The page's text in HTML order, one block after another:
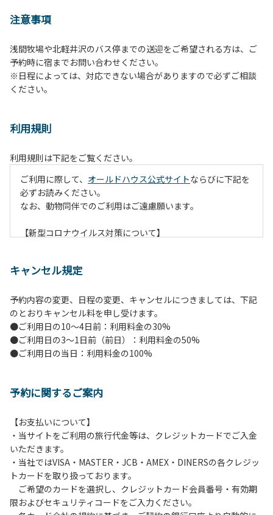
注意事項
浅間牧場や北軽井沢のバス停までの送迎をご希望される方は、ご
予約時に宿までお問い合わせください。
※日程によっては、対応できない場合がありますので必ずご相談
ください。
利用規則
利用規則は下記をご覧ください。
ご利用に際して、 オールドハウス公式サイトならびに下記を
必ずお読みください。
なお、動物同伴でのご利用はご遠慮願います。
【新型コロナウイルス対策について】
また、今後の状況次第で変わる場合がありますのでご了承く
【ペンションでの取り組み】
・お食事は席数を減らしソーシャルディスタンスを確保して
のお食事。
・お食事は18時と19時の2回に分けて行います。（ご希望の
・玄関、食堂に手指の消毒スプレーを設置。
・定期的な施設の消毒。
・スタッフの体調管理、健康チェックの徹底。
・使い捨てスリッパをご用意しております。
・施設内の換気。
※食事中は窓を開けて換気をさせていただく場合がございま
す。また、山の上なので朝晩は冷えます。服装は１枚多めに
ご用意ください。
キャンセル規定
予約内容の変更、日程の変更、キャンセルにつきましては、下記
のとおりキャンセル料を申し受けます。
●ご利用日の10～4日前：利用料金の30%
●ご利用日の3～1日前（前日）：利用料金の50%
●ご利用日の当日：利用料金の100%
予約に関するご案内
【お支払いについて】
・当サイトをご利用の旅行代金等は、クレジットカードでご入金
いただきます。
・当社ではVISA・MASTER・JCB・AMEX・DINERSの各クレジッ
トカードを取り扱っております。
ご希望のカードを選択し、クレジットカード会員番号・有効期
限およびセキュリティコードをご入力ください。